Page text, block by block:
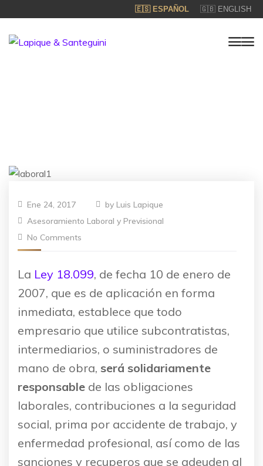
🇪🇸 ESPAÑOL 🇬🇧 ENGLISH
Ene 24, 2017 by Luis Lapique
Asesoramiento Laboral y Previsional
No Comments
La Ley 18.099, de fecha 10 de enero de
2007, que es de aplicación en forma
inmediata, establece que todo
empresario que utilice subcontratistas,
intermediarios, o suministradores de
mano de obra, será solidariamente
responsable de las obligaciones
laborales, contribuciones a la seguridad
social, prima por accidente de trabajo, y
enfermedad profesional, así como de las
sanciones y recuperos que se adeuden al